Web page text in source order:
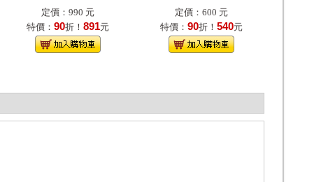
定價：990 元
特價： 90折！ 891元
定價：600 元
特價： 90折！ 540元